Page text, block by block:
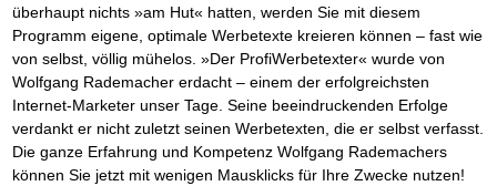
überhaupt nichts »am Hut« hatten, werden Sie mit diesem
Programm eigene, optimale Werbetexte kreieren können – fast wie
von selbst, völlig mühelos. »Der ProfiWerbetexter« wurde von
Wolfgang Rademacher erdacht – einem der erfolgreichsten
Internet-Marketer unser Tage. Seine beeindruckenden Erfolge
verdankt er nicht zuletzt seinen Werbetexten, die er selbst verfasst.
Die ganze Erfahrung und Kompetenz Wolfgang Rademachers
können Sie jetzt mit wenigen Mausklicks für Ihre Zwecke nutzen!